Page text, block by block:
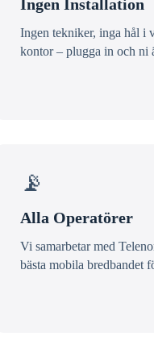
Ingen Installation
Ingen tekniker, inga hål i
kontor – plugga in och ni
📡
Alla Operatörer
Vi samarbetar med
bästa mobila bredbandet